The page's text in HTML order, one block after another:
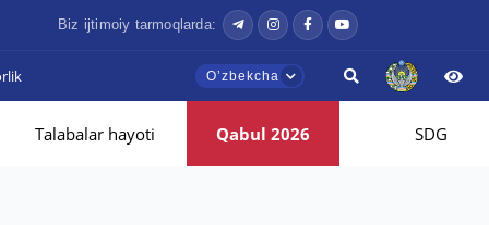
Biz ijtimoiy tarmoqlarda:
Oʼzbekcha
Talabalar hayoti Qabul 2026 SDG